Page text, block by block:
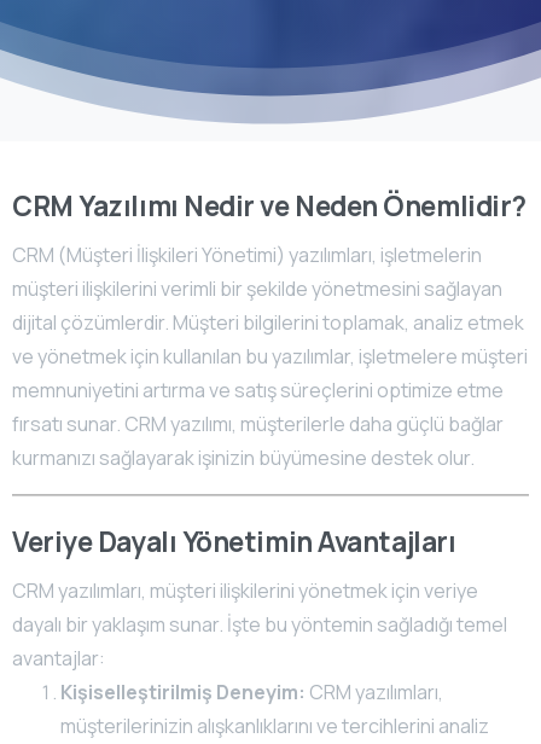
CRM Yazılımı Nedir ve Neden Önemlidir?
CRM (Müşteri İlişkileri Yönetimi) yazılımları, işletmelerin
müşteri ilişkilerini verimli bir şekilde yönetmesini sağlayan
dijital çözümlerdir. Müşteri bilgilerini toplamak, analiz etmek
ve yönetmek için kullanılan bu yazılımlar, işletmelere müşteri
memnuniyetini artırma ve satış süreçlerini optimize etme
fırsatı sunar. CRM yazılımı, müşterilerle daha güçlü bağlar
kurmanızı sağlayarak işinizin büyümesine destek olur.
Veriye Dayalı Yönetimin Avantajları
CRM yazılımları, müşteri ilişkilerini yönetmek için veriye
dayalı bir yaklaşım sunar. İşte bu yöntemin sağladığı temel
avantajlar:
Kişiselleştirilmiş Deneyim: CRM yazılımları,
müşterilerinizin alışkanlıklarını ve tercihlerini analiz